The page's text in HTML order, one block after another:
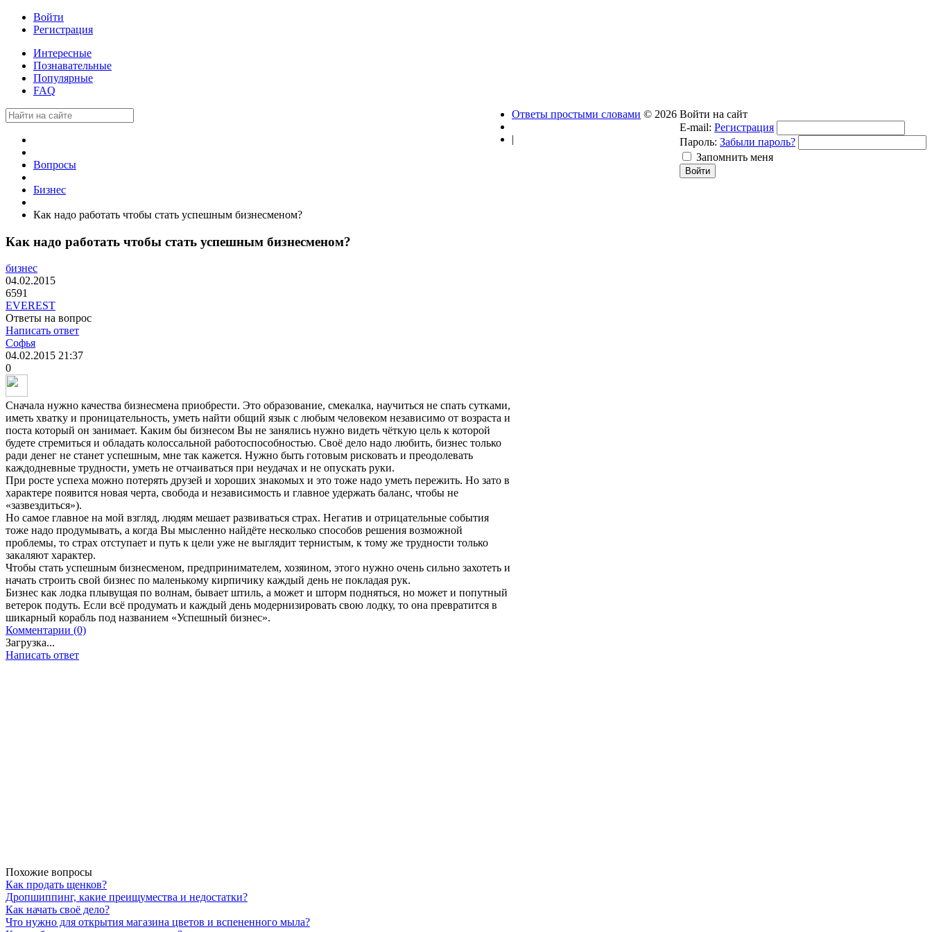
Войти
Регистрация
Интересные
Познавательные
Популярные
FAQ
Вопросы
Бизнес
Как надо работать чтобы стать успешным бизнесменом?
Как надо работать чтобы стать успешным бизнесменом?
бизнес
04.02.2015
6591
EVEREST
Ответы на вопрос
Написать ответ
Софья
04.02.2015 21:37
0
Сначала нужно качества бизнесмена приобрести. Это образование, смекалка, научиться не спать сутками,
иметь хватку и проницательность, уметь найти общий язык с любым человеком независимо от возраста и
поста который он занимает. Каким бы бизнесом Вы не занялись нужно видеть чёткую цель к которой
будете стремиться и обладать колоссальной работоспособностью. Своё дело надо любить, бизнес только
ради денег не станет успешным, мне так кажется. Нужно быть готовым рисковать и преодолевать
каждодневные трудности, уметь не отчаиваться при неудачах и не опускать руки.
При росте успеха можно потерять друзей и хороших знакомых и это тоже надо уметь пережить. Но зато в
характере появится новая черта, свобода и независимость и главное удержать баланс, чтобы не
«зазвездиться»).
Но самое главное на мой взгляд, людям мешает развиваться страх. Негатив и отрицательные события
тоже надо продумывать, а когда Вы мысленно найдёте несколько способов решения возможной
проблемы, то страх отступает и путь к цели уже не выглядит тернистым, к тому же трудности только
закаляют характер.
Чтобы стать успешным бизнесменом, предпринимателем, хозяином, этого нужно очень сильно захотеть и
начать строить свой бизнес по маленькому кирпичику каждый день не покладая рук.
Бизнес как лодка плывущая по волнам, бывает штиль, а может и шторм подняться, но может и попутный
ветерок подуть. Если всё продумать и каждый день модернизировать свою лодку, то она превратится в
шикарный корабль под названием «Успешный бизнес».
Комментарии (0)
Загрузка...
Написать ответ
Похожие вопросы
Как продать щенков?
Дропшиппинг, какие преищумества и недостатки?
Как начать своё дело?
Что нужно для открытия магазина цветов и вспененного мыла?
Войти на сайт
E-mail: Регистрация
Пароль: Забыли пароль?
Запомнить меня
Ответы простыми словами © 2026
|